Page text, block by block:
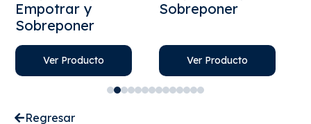
Empotrar y
Sobreponer
Ver Producto
Sobreponer
Ver Producto
Regresar